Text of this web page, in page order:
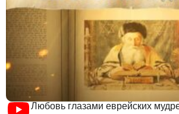
Любовь глазами еврейских